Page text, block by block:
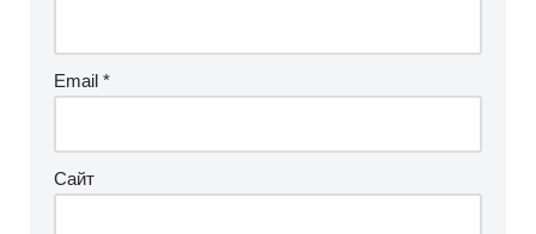
Email *
Сайт